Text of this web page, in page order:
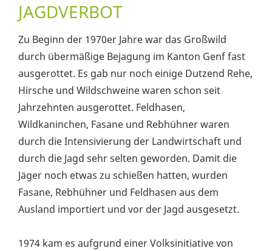
JAGDVERBOT
Zu Beginn der 1970er Jahre war das Großwild
durch übermäßige Bejagung im Kanton Genf fast
ausgerottet. Es gab nur noch einige Dutzend Rehe,
Hirsche und Wildschweine waren schon seit
Jahrzehnten ausgerottet. Feldhasen,
Wildkaninchen, Fasane und Rebhühner waren
durch die Intensivierung der Landwirtschaft und
durch die Jagd sehr selten geworden. Damit die
Jäger noch etwas zu schießen hatten, wurden
Fasane, Rebhühner und Feldhasen aus dem
Ausland importiert und vor der Jagd ausgesetzt.
1974 kam es aufgrund einer Volksinitiative von